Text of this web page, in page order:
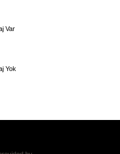
Var
Yok